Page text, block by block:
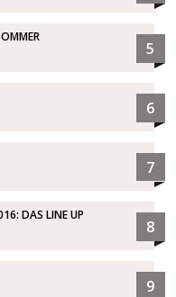
5
6
7
DAS LINE UP
8
9